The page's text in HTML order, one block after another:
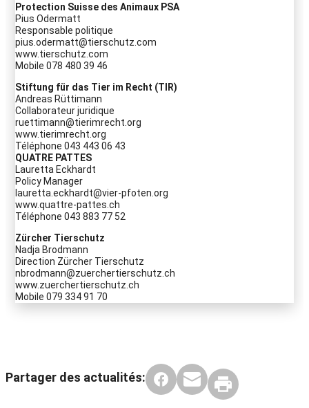
Protection Suisse des Animaux PSA
Pius Odermatt
Responsable politique
pius.odermatt@tierschutz.com
www.tierschutz.com
Mobile 078 480 39 46
Stiftung für das Tier im Recht (TIR)
Andreas Rüttimann
Collaborateur juridique
ruettimann@tierimrecht.org
www.tierimrecht.org
Téléphone 043 443 06 43
QUATRE PATTES
Lauretta Eckhardt
Policy Manager
lauretta.eckhardt@vier-pfoten.org
www.quattre-pattes.ch
Téléphone 043 883 77 52
Zürcher Tierschutz
Nadja Brodmann
Direction Zürcher Tierschutz
nbrodmann@zuerchertierschutz.ch
www.zuerchertierschutz.ch
Mobile 079 334 91 70
Partager des actualités: